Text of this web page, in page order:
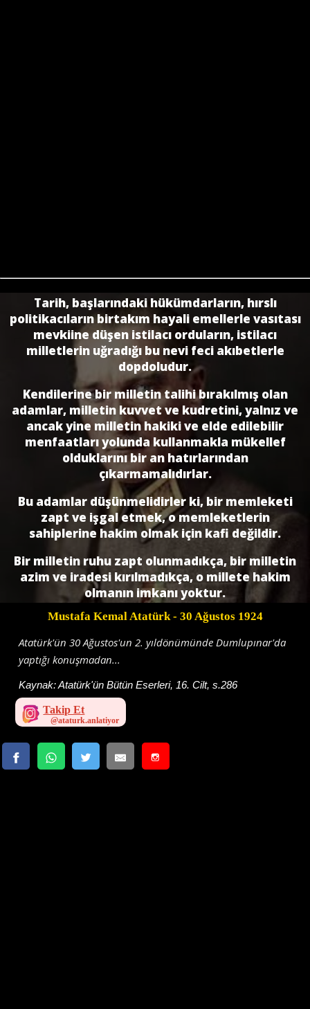
Tarih, başlarındaki hükümdarların, hırslı
politikacıların birtakım hayali emellerle vasıtası
mevkiine dü­şen istilacı orduların, istilacı
milletlerin uğradığı bu nevi feci akıbetlerle
dopdoludur.
Kendilerine bir milletin talihi bırakılmış olan
adamlar, milletin kuvvet ve kudretini, yalnız ve
ancak yine milletin hakiki ve elde edilebilir
menfaatları yolunda kullanmakla mükellef
olduklarını bir an hatırlarından
çıkarmamalıdırlar.
Bu adamlar düşünmelidirler ki, bir memleketi
zapt ve işgal etmek, o memleketlerin
sahiplerine hakim olmak için kafi değildir.
Bir milletin ruhu zapt olunmadıkça, bir milletin
azim ve iradesi kırılmadıkça, o millete hakim
olmanın imkanı yoktur.
Mustafa Kemal Atatürk- 30 Ağustos 1924
Atatürk'ün 30 Ağustos'un 2. yıldönümünde Dumlupınar'da
yaptığı konuşmadan...
Kaynak:Atatürk'ün Bütün Eserleri, 16. Cilt, s.286
Takip Et